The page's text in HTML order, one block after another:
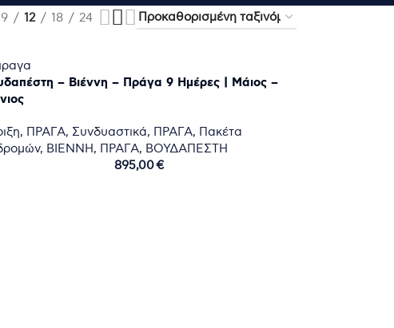
9 12 18 24
– Βιέννη – Πράγα 9 Ημέρες | Μάιος –
, ΠΡΑΓΑ, Συνδυαστικά, ΠΡΑΓΑ, Πακέτα
, ΒΙΕΝΝΗ, ΠΡΑΓΑ, ΒΟΥΔΑΠΕΣΤΗ
895,00€